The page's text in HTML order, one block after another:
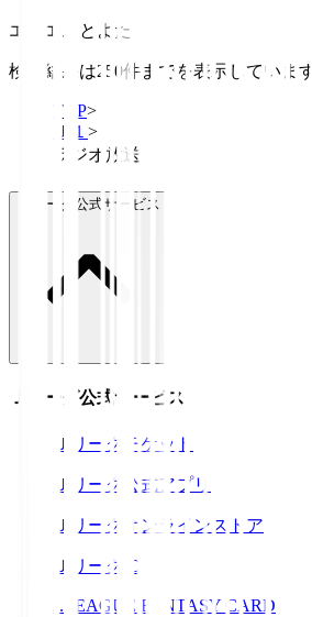
エフエムとよた
検索結果は250件までを表示しています
TOP>
Ｊ１ >
ラジオ放送
Ｊリーグ公式サービス
Ｊリーグ公式サービス
Ｊリーグチケット
Ｊリーグ公式アプリ
Ｊリーグオンラインストア
ＪリーグID
J.LEAGUE FANTASY CARD